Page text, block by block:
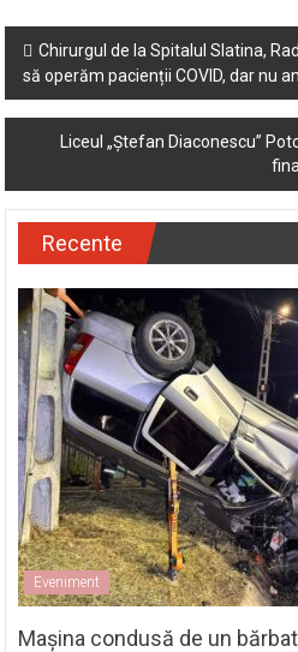
Post
navigation
Chirurgul de la Spitalul Slatina,
să operăm pacienții COVID, dar nu
Liceul „Ștefan Diaconescu”
Recente
Eveniment
Mașina condusă de un